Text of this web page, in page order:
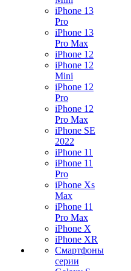
iPhone 13
Pro
iPhone 13
Pro Max
iPhone 12
iPhone 12
Mini
iPhone 12
Pro
iPhone 12
Pro Max
iPhone SE
2022
iPhone 11
iPhone 11
Pro
iPhone Xs
Max
iPhone 11
Pro Max
iPhone X
iPhone XR
Смартфоны
серии